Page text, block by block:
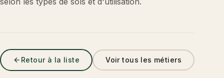
Retour à la liste Voir tous les métiers